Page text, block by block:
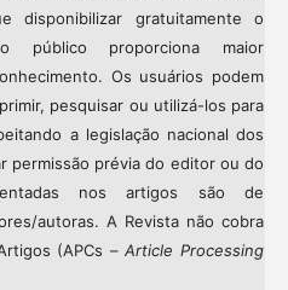
disponibilizar gratuitamente o
público proporciona maior
Os usuários podem
pesquisar ou utilizá-los para
a legislação nacional dos
permissão prévia do editor ou do
nos artigos são de
autoras. A Revista não cobra
(APCs –Article Processing